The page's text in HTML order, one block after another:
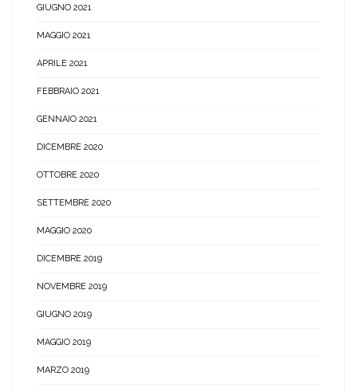
GIUGNO 2021
MAGGIO 2021
APRILE 2021
FEBBRAIO 2021
GENNAIO 2021
DICEMBRE 2020
OTTOBRE 2020
SETTEMBRE 2020
MAGGIO 2020
DICEMBRE 2019
NOVEMBRE 2019
GIUGNO 2019
MAGGIO 2019
MARZO 2019